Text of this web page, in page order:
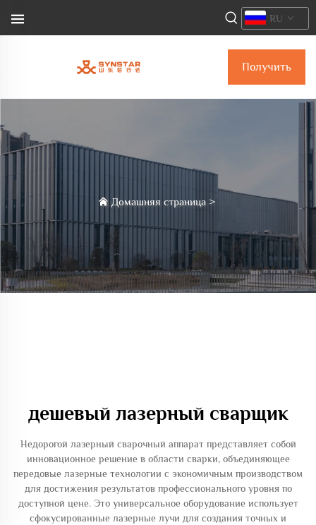
Получить
коммерческое
RU
Домашняя страница >
дешевый лазерный сварщик
Недорогой лазерный сварочный аппарат представляет собой
инновационное решение в области сварки, объединяющее
передовые лазерные технологии с экономичным производством
для достижения результатов профессионального уровня по
доступной цене. Это универсальное оборудование использует
сфокусированные лазерные лучи для создания точных и